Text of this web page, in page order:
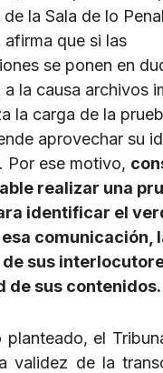
la Sala de lo
afirma que si las
se ponen en
la causa archivos
la carga de la
aprovechar su
Por ese motivo,
realizar una
identificar el
comunicación,
sus
de sus contenidos.
planteado, el
validez de la